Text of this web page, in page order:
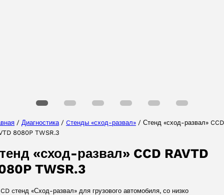
/ Диагностика/ Cтенды «сход-развал» / Стенд «сход-развал» CCD
8080P TWSR.3
«сход-развал» CCD RAVTD
TWSR.3
cтенд «Сход-развал» для грузового автомобиля, со низко
ПРИНЯТЬ